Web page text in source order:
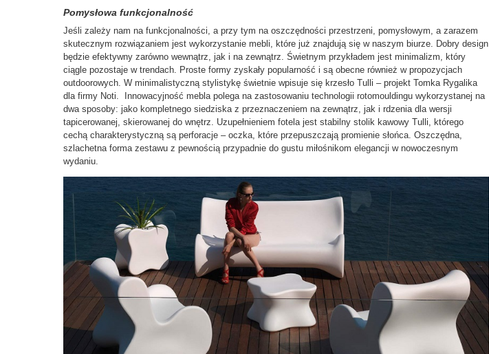
Pomysłowa funkcjonalność
Jeśli zależy nam na funkcjonalności, a przy tym na oszczędności przestrzeni, pomysłowym, a zarazem
skutecznym rozwiązaniem jest wykorzystanie mebli, które już znajdują się w naszym biurze. Dobry design
będzie efektywny zarówno wewnątrz, jak i na zewnątrz. Świetnym przykładem jest minimalizm, który
ciągle pozostaje w trendach. Proste formy zyskały popularność i są obecne również w propozycjach
outdoorowych. W minimalistyczną stylistykę świetnie wpisuje się krzesło Tulli – projekt Tomka Rygalika
dla firmy Noti. Innowacyjność mebla polega na zastosowaniu technologii rotomouldingu wykorzystanej na
dwa sposoby: jako kompletnego siedziska z przeznaczeniem na zewnątrz, jak i rdzenia dla wersji
tapicerowanej, skierowanej do wnętrz. Uzupełnieniem fotela jest stabilny stolik kawowy Tulli, którego
cechą charakterystyczną są perforacje – oczka, które przepuszczają promienie słońca. Oszczędna,
szlachetna forma zestawu z pewnością przypadnie do gustu miłośnikom elegancji w nowoczesnym
wydaniu.